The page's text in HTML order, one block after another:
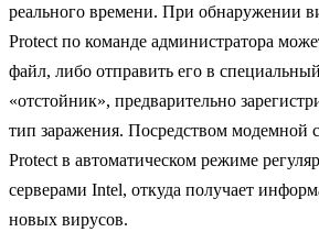
реального времени. При обнаружении
Protect по команде администратора
файл, либо отправить его в
«отстойник», предварительно
тип заражения. Посредством модемной
Protect в автоматическом режиме
серверами Intel, откуда получает
новых вирусов.